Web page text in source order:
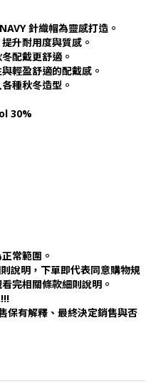
針織帽為靈感打造。
升耐用度與質感。
配戴更舒適。
輕盈舒適的配戴感。
種秋冬造型。
30%
常範圍。
說明，下單即代表同意購物規
完相關條款細則說明。
有解釋、最終決定銷售與否